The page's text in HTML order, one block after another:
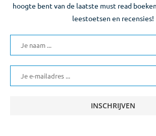
hoogte bent van de laatste must read
leestoetsen en recensies!